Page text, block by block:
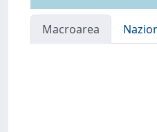
Macroarea